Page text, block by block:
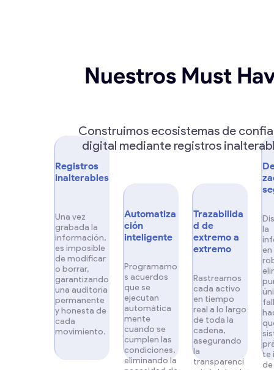
Registros
inalterables
Una vez
grabada la
información,
es imposible
de modificar
o borrar,
garantizando
una auditoría
permanente
y honesta de
cada
movimiento.
Automatiza
ción
inteligente
Programamo
s acuerdos
que se
ejecutan
automática
mente
cuando se
cumplen las
condiciones,
eliminando la
la
te
de
Trazabilida
d de
extremo a
extremo
Rastreamos
cada activo
en tiempo
real a lo largo
de toda la
cadena,
asegurando
la
transparenci
Nuestros Must
Construimos ecosistemas de
digital mediante registros